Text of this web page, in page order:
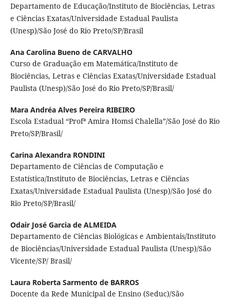
Departamento de Educação/Instituto de Biociências, Letras
e Ciências Exatas/Universidade Estadual Paulista
(Unesp)/São José do Rio Preto/SP/Brasil
Ana Carolina Bueno de CARVALHO
Curso de Graduação em Matemática/Instituto de
Biociências, Letras e Ciências Exatas/Universidade Estadual
Paulista (Unesp)/São José do Rio Preto/SP/Brasil/
Mara Andréa Alves Pereira RIBEIRO
Escola Estadual “Profª Amira Homsi Chalella”/São José do Rio
Preto/SP/Brasil/
Carina Alexandra RONDINI
Departamento de Ciências de Computação e
Estatística/Instituto de Biociências, Letras e Ciências
Exatas/Universidade Estadual Paulista (Unesp)/São José do
Rio Preto/SP/Brasil/
Odair José Garcia de ALMEIDA
Departamento de Ciências Biológicas e Ambientais/Instituto
de Biociências/Universidade Estadual Paulista (Unesp)/São
Vicente/SP/ Brasil/
Laura Roberta Sarmento de BARROS
Docente da Rede Municipal de Ensino (Seduc)/São